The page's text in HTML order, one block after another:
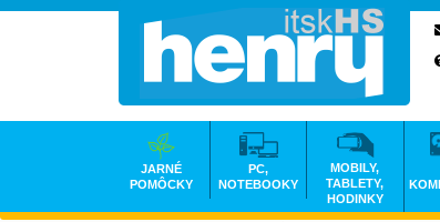
JARNÉ
POMÔCKY
PC,
NOTEBOOKY
MOBILY,
TABLETY,
HODINKY